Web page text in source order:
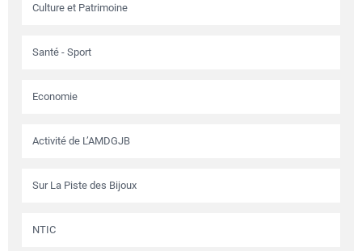
Culture et Patrimoine
Santé - Sport
Economie
Activité de L’AMDGJB
Sur La Piste des Bijoux
NTIC